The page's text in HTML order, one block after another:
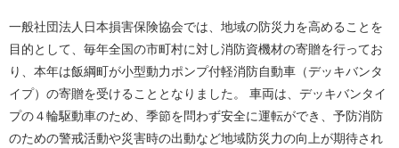
一般社団法人日本損害保険協会では、地域の防災力を高めることを
目的として、毎年全国の市町村に対し消防資機材の寄贈を行ってお
り、本年は飯綱町が小型動力ポンプ付軽消防自動車（デッキバンタ
イプ）の寄贈を受けることとなりました。 車両は、デッキバンタイ
プの４輪駆動車のため、季節を問わず安全に運転ができ、予防消防
のための警戒活動や災害時の出動など地域防災力の向上が期待され